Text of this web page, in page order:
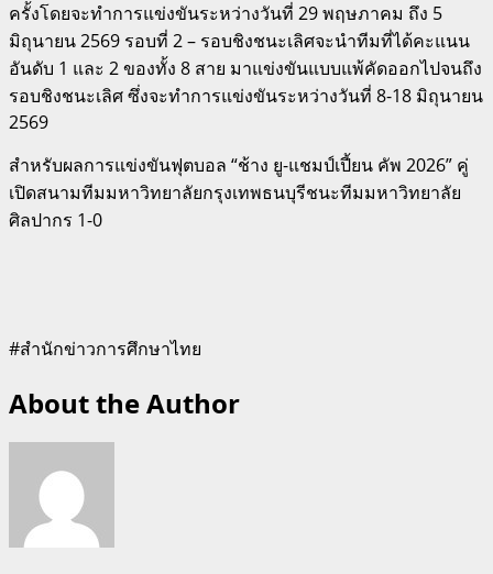
ครั้งโดยจะทำการแข่งขันระหว่างวันที่ 29 พฤษภาคม ถึง 5
มิถุนายน 2569 รอบที่ 2 – รอบชิงชนะเลิศจะนำทีมที่ได้คะแนน
อันดับ 1 และ 2 ของทั้ง 8 สาย มาแข่งขันแบบแพ้คัดออกไปจนถึง
รอบชิงชนะเลิศ ซึ่งจะทำการแข่งขันระหว่างวันที่ 8-18 มิถุนายน
2569
สำหรับผลการแข่งขันฟุตบอล “ช้าง ยู-แชมป์เปี้ยน คัพ 2026” คู่
เปิดสนามทีมมหาวิทยาลัยกรุงเทพธนบุรีชนะทีมมหาวิทยาลัย
ศิลปากร 1-0
#สำนักข่าวการศึกษาไทย
About the Author